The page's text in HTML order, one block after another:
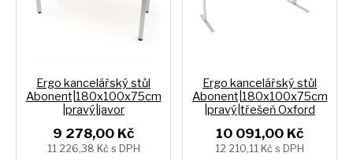
Ergo kancelářský stůl
Abonent|180x100x75cm
|pravý|javor
9 278,00 Kč
11 226,38 Kč s DPH
Ergo kancelářský stůl
Abonent|180x100x75cm
|pravý|třešeň Oxford
10 091,00 Kč
12 210,11 Kč s DPH